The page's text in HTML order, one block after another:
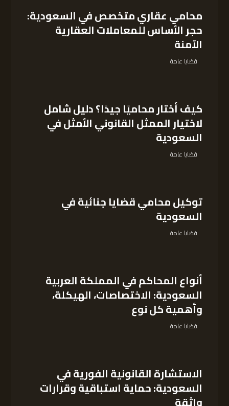
محامي عقاري متخصص في السعودية:
حجر الأساس للمعاملات العقارية
الآمنة
قضايا عامة
كيف أختار محاميًا جيدًا؟ دليل شامل
لاختيار الممثل القانوني الأمثل في
السعودية
قضايا عامة
توكيل محامي قضايا جنائية في
السعودية
قضايا عامة
أنواع المحاكم في المملكة العربية
السعودية: الاختصاصات، الهيكلة،
وأهمية كل نوع
قضايا عامة
الاستشارة القانونية الفورية في
السعودية: حماية استباقية وقرارات
واثقة